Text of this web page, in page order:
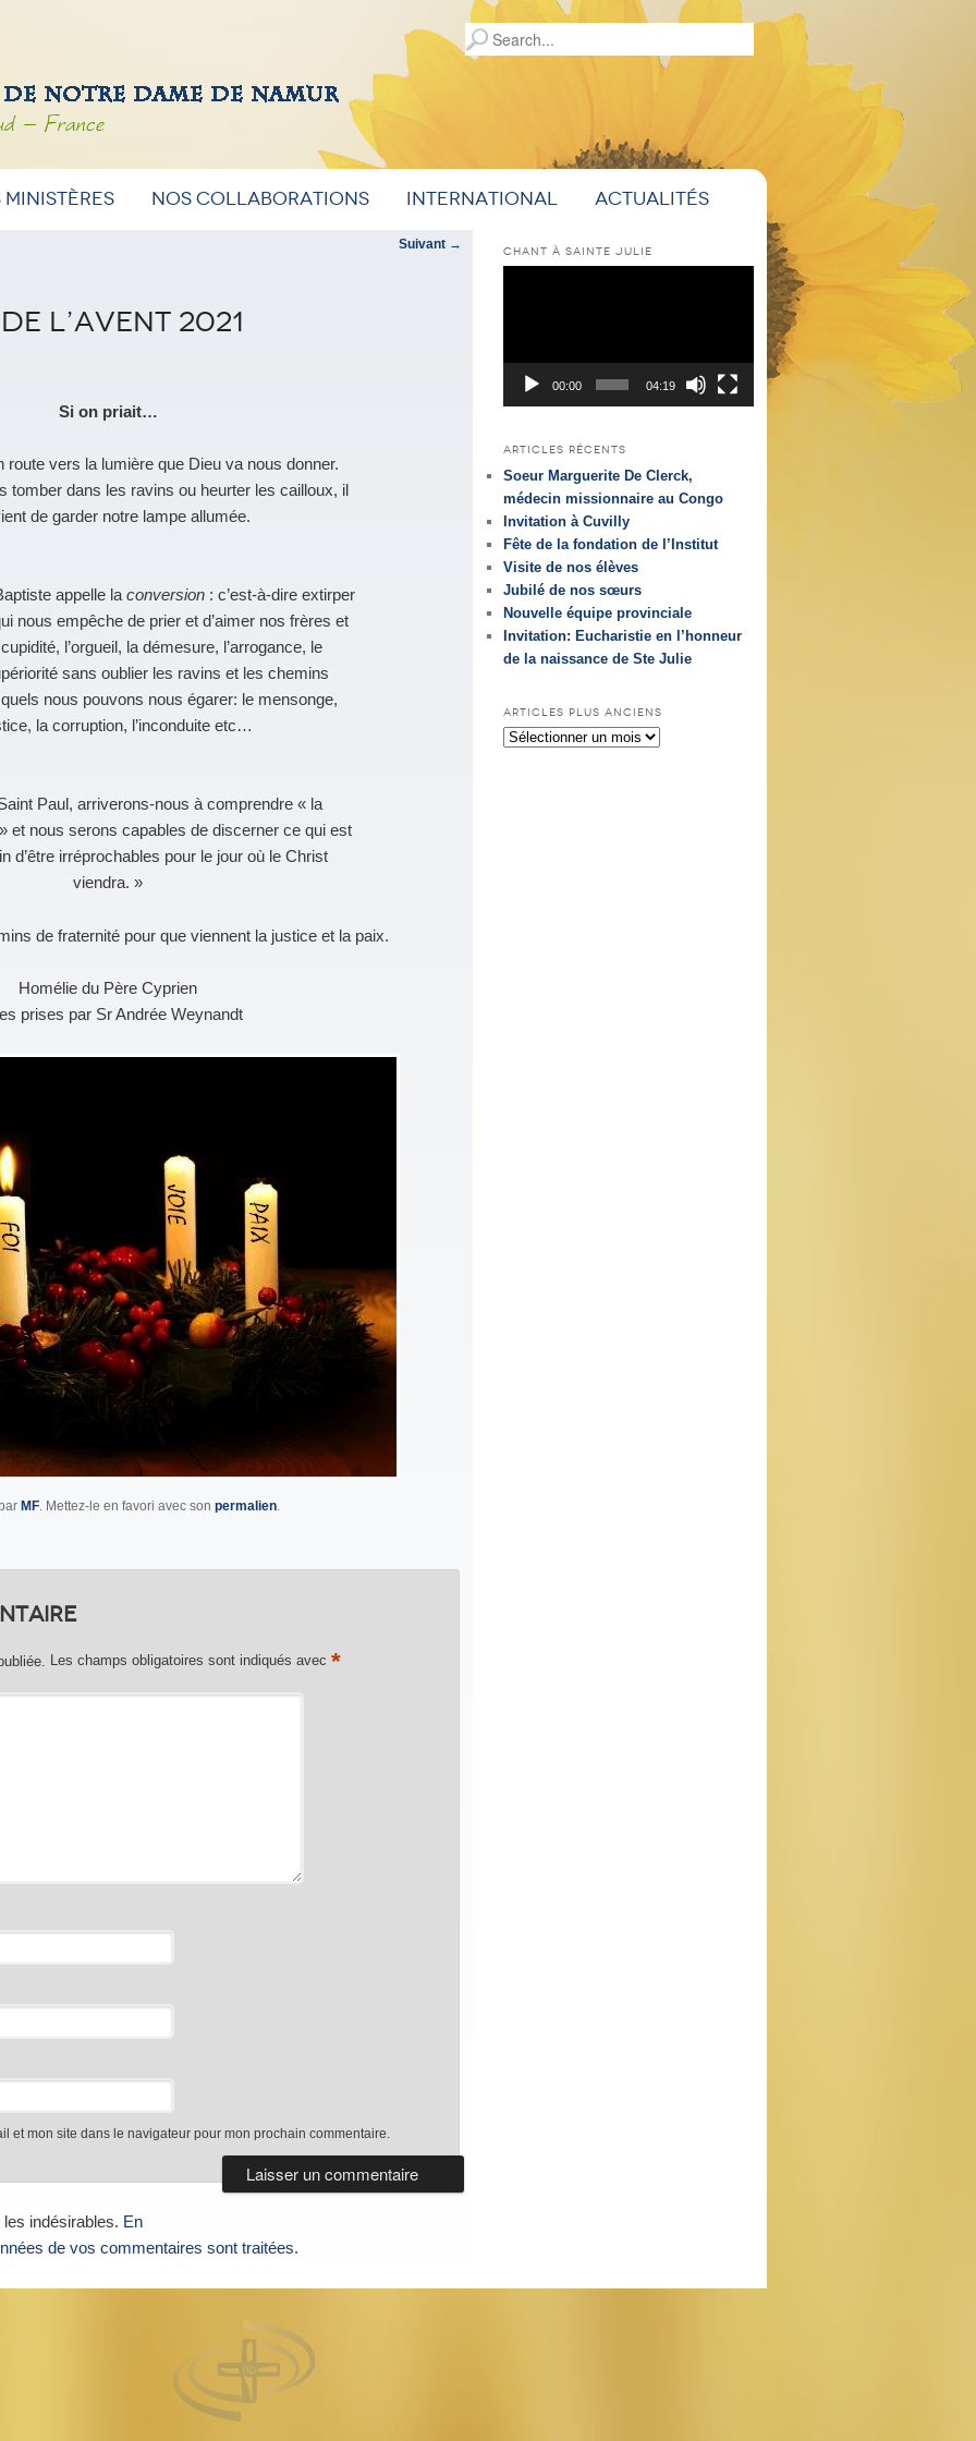
– France
Recherche
ministères Nos Collaborations International Actualités
Suivant →
l’Avent 2021
Si on priait…
vers la lumière que Dieu va nous donner.
tomber dans les ravins ou heurter les cailloux, il
de garder notre lampe allumée.
appelle la conversion : c’est-à-dire extirper
nous empêche de prier et d’aimer nos frères et
l’orgueil, la démesure, l’arrogance, le
sans oublier les ravins et les chemins
nous pouvons nous égarer: le mensonge,
la corruption, l’inconduite etc…
Paul, arriverons-nous à comprendre « la
et nous serons capables de discerner ce qui est
d’être irréprochables pour le jour où le Christ
viendra. »
de fraternité pour que viennent la justice et la paix.
Homélie du Père Cyprien
prises par Sr Andrée Weynandt
MF. Mettez-le en favori avec son permalien.
Les champs obligatoires sont indiqués avec *
et mon site dans le navigateur pour mon prochain commentaire.
indésirables. En
de vos commentaires sont traitées.
CHANT À SAINTE JULIE
00:00 04:19
ARTICLES RÉCENTS
Soeur Marguerite De Clerck,
médecin missionnaire au Congo
Invitation à Cuvilly
Fête de la fondation de l’Institut
Visite de nos élèves
Jubilé de nos sœurs
Nouvelle équipe provinciale
Invitation: Eucharistie en l’honneur
de la naissance de Ste Julie
ARTICLES PLUS ANCIENS
Articles